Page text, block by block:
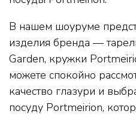
В нашем шоуруме
изделия бренда —
Garden, кружки
можете спокойно
качество глазури и
посуду Portmeirion,